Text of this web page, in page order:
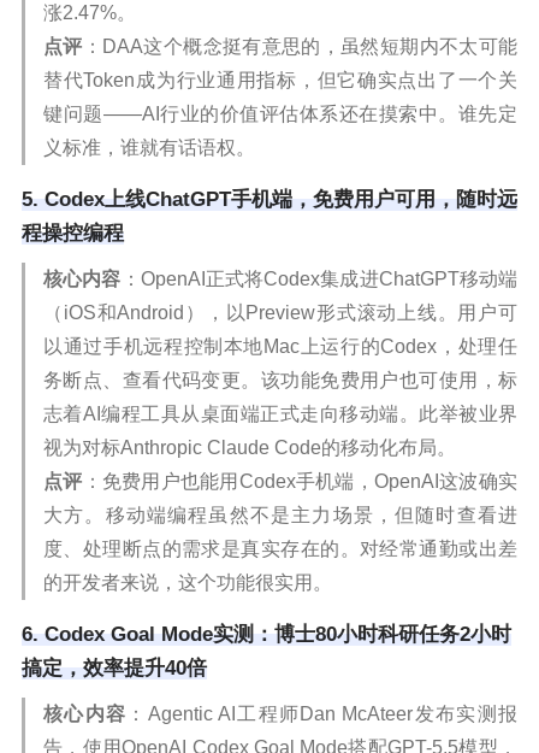
涨2.47%。
点评 ：DAA这个概念挺有意思的，虽然短期内不太可能
替代Token成为行业通用指标，但它确实点出了一个关
键问题——AI行业的价值评估体系还在摸索中。谁先定
义标准，谁就有话语权。
5. Codex上线ChatGPT手机端，免费用户可用，随时远
程操控编程
核心内容 ：OpenAI正式将Codex集成进ChatGPT移动端
（iOS和Android），以Preview形式滚动上线。用户可
以通过手机远程控制本地Mac上运行的Codex，处理任
务断点、查看代码变更。该功能免费用户也可使用，标
志着AI编程工具从桌面端正式走向移动端。此举被业界
视为对标Anthropic Claude Code的移动化布局。
点评 ：免费用户也能用Codex手机端，OpenAI这波确实
大方。移动端编程虽然不是主力场景，但随时查看进
度、处理断点的需求是真实存在的。对经常通勤或出差
的开发者来说，这个功能很实用。
6. Codex Goal Mode实测：博士80小时科研任务2小时
搞定，效率提升40倍
核心内容 ：Agentic AI工程师Dan McAteer发布实测报
告，使用OpenAI Codex Goal Mode搭配GPT-5.5模型，